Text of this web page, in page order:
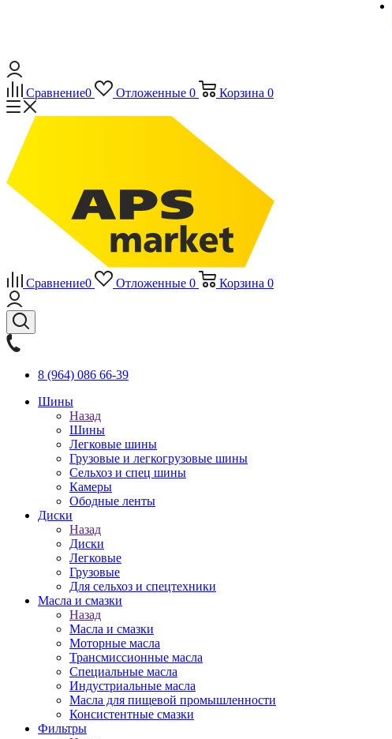
Сравнение0 Отложенные 0 Корзина 0
Сравнение0 Отложенные 0 Корзина 0
8 (964) 086 66-39
Шины
Назад
Шины
Легковые шины
Грузовые и легкогрузовые шины
Сельхоз и спец шины
Камеры
Ободные ленты
Диски
Назад
Диски
Легковые
Грузовые
Для сельхоз и спецтехники
Масла и смазки
Назад
Масла и смазки
Моторные масла
Трансмиссионные масла
Специальные масла
Индустриальные масла
Масла для пищевой промышленности
Консистентные смазки
Фильтры